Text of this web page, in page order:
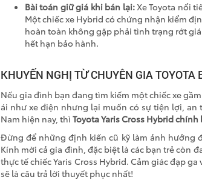
Bài toán giữ giá khi bán lại:Xe Toyota nổi
Một chiếc xe Hybrid có chứng nhận kiểm
hoàn toàn không gặp phải tình trạng rớt
hết hạn bảo hành.
KHUYẾN NGHỊ TỪ CHUYÊN GIA TOYOTA
Nếu gia đình bạn đang tìm kiếm một chiếc xe
ái như xe điện nhưng lại muốn có sự tiện lợi,
Nam hiện nay, thì Toyota Yaris Cross Hybrid
Đừng để những định kiến cũ kỹ làm ảnh hưởng
Kính mời cả gia đình, đặc biệt là các bạn trẻ còn
thực tế chiếc Yaris Cross Hybrid. Cảm giác đạp
sẽ là câu trả lời thuyết phục nhất!